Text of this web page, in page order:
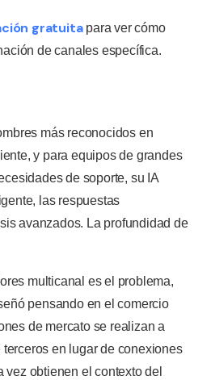
gratuitapara ver cómo
de canales específica.
más reconocidos en
y para equipos de grandes
de soporte, su IA
las respuestas
avanzados. La profundidad de
multicanal es el problema,
pensando en el comercio
de mercato se realizan a
en lugar de conexiones
vez obtienen el contexto del